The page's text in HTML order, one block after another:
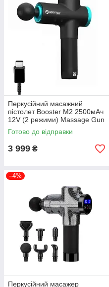
Перкусійний масажний
пістолет Booster М2 2500мАч
12V (2 режими) Massage Gun
(type C)
Готово до відправки
3 999 ₴
–4%
Перкусійний масажер